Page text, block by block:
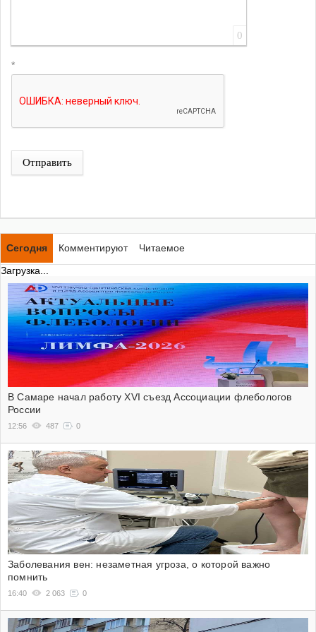
0
*
Отправить
Сегодня Комментируют
Читаемое
Загрузка...
В Самаре начал работу XVI съезд Ассоциации флебологов
России
12:56 487 0
Заболевания вен: незаметная угроза, о которой важно
помнить
16:40 2 063 0